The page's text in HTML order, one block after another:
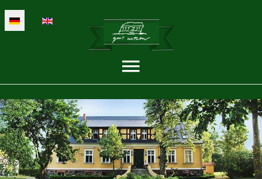
Sprache auswählen